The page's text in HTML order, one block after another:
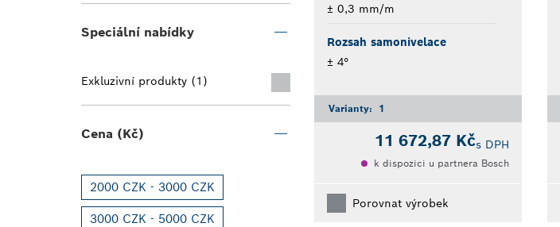
Speciální nabídky
Exkluzivní produkty (1)
Cena (Kč)
2000 CZK - 3000 CZK
3000 CZK - 5000 CZK
± 0,3 mm/m
Rozsah samonivelace
± 4°
Varianty: 1
11 672,87 Kčs DPH
k dispozici u partnera Bosch
Porovnat výrobek